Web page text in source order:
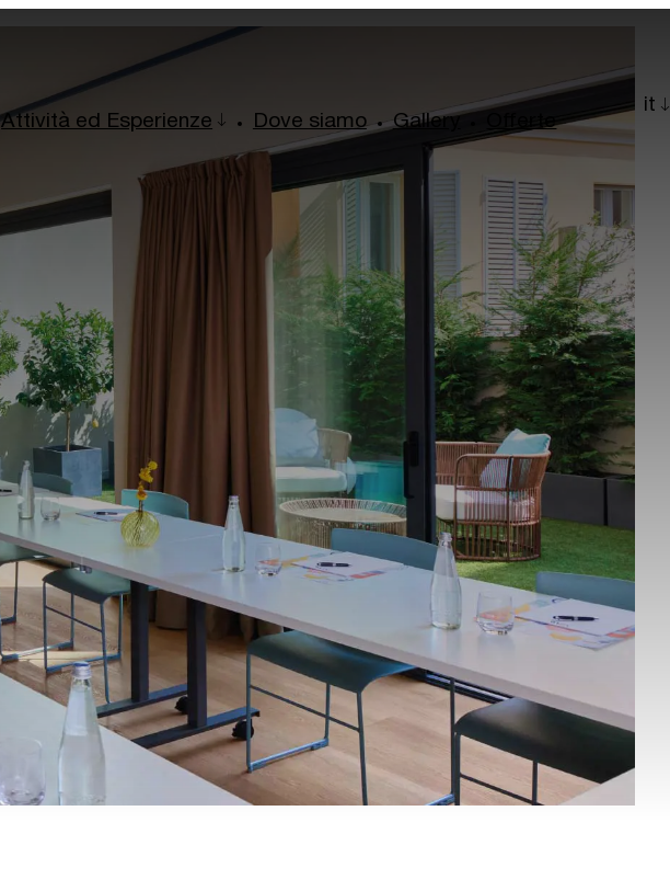
Attività ed Esperienze
Villa Necchi Campiglio
Cucina Milanese e piatti etnici
Shopping a Milano
Via Lincoln: il quartiere arcobaleno
Milano in musica
Torrefazioni e caffè storici di Milano
Il Quadrilatero del silenzio di Milano
La Milano dei bambini
Traveller Made® – 1st Grand Takumians Hotel Champion
Dove siamo Gallery Offerte
it